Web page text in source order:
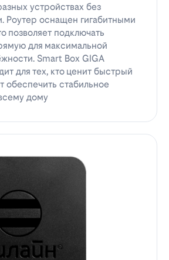
устройствах без
Роутер оснащен гигабитными
позволяет подключать
для максимальной
Smart Box GIGA
для тех, кто ценит быстрый
обеспечить стабильное
дому